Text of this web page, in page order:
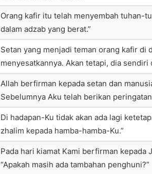
Orang kafir itu telah menyembah tuhan-
dalam adzab yang berat.”
Setan yang menjadi teman orang kafir di
menyesatkannya. Akan tetapi, dia
Allah berfirman kepada setan dan
Sebelumnya Aku telah berikan
Di hadapan-Ku tidak akan ada lagi
zhalim kepada hamba-hamba-Ku.”
Pada hari kiamat Kami berfirman kepada
“Apakah masih ada tambahan penghuni?”